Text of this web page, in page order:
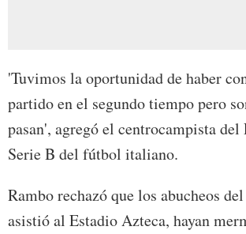
'Tuvimos la oportunidad de haber
partido en el segundo tiempo pero
pasan', agregó el centrocampista del
Serie B del fútbol italiano.
Rambo rechazó que los abucheos
asistió al Estadio Azteca, hayan